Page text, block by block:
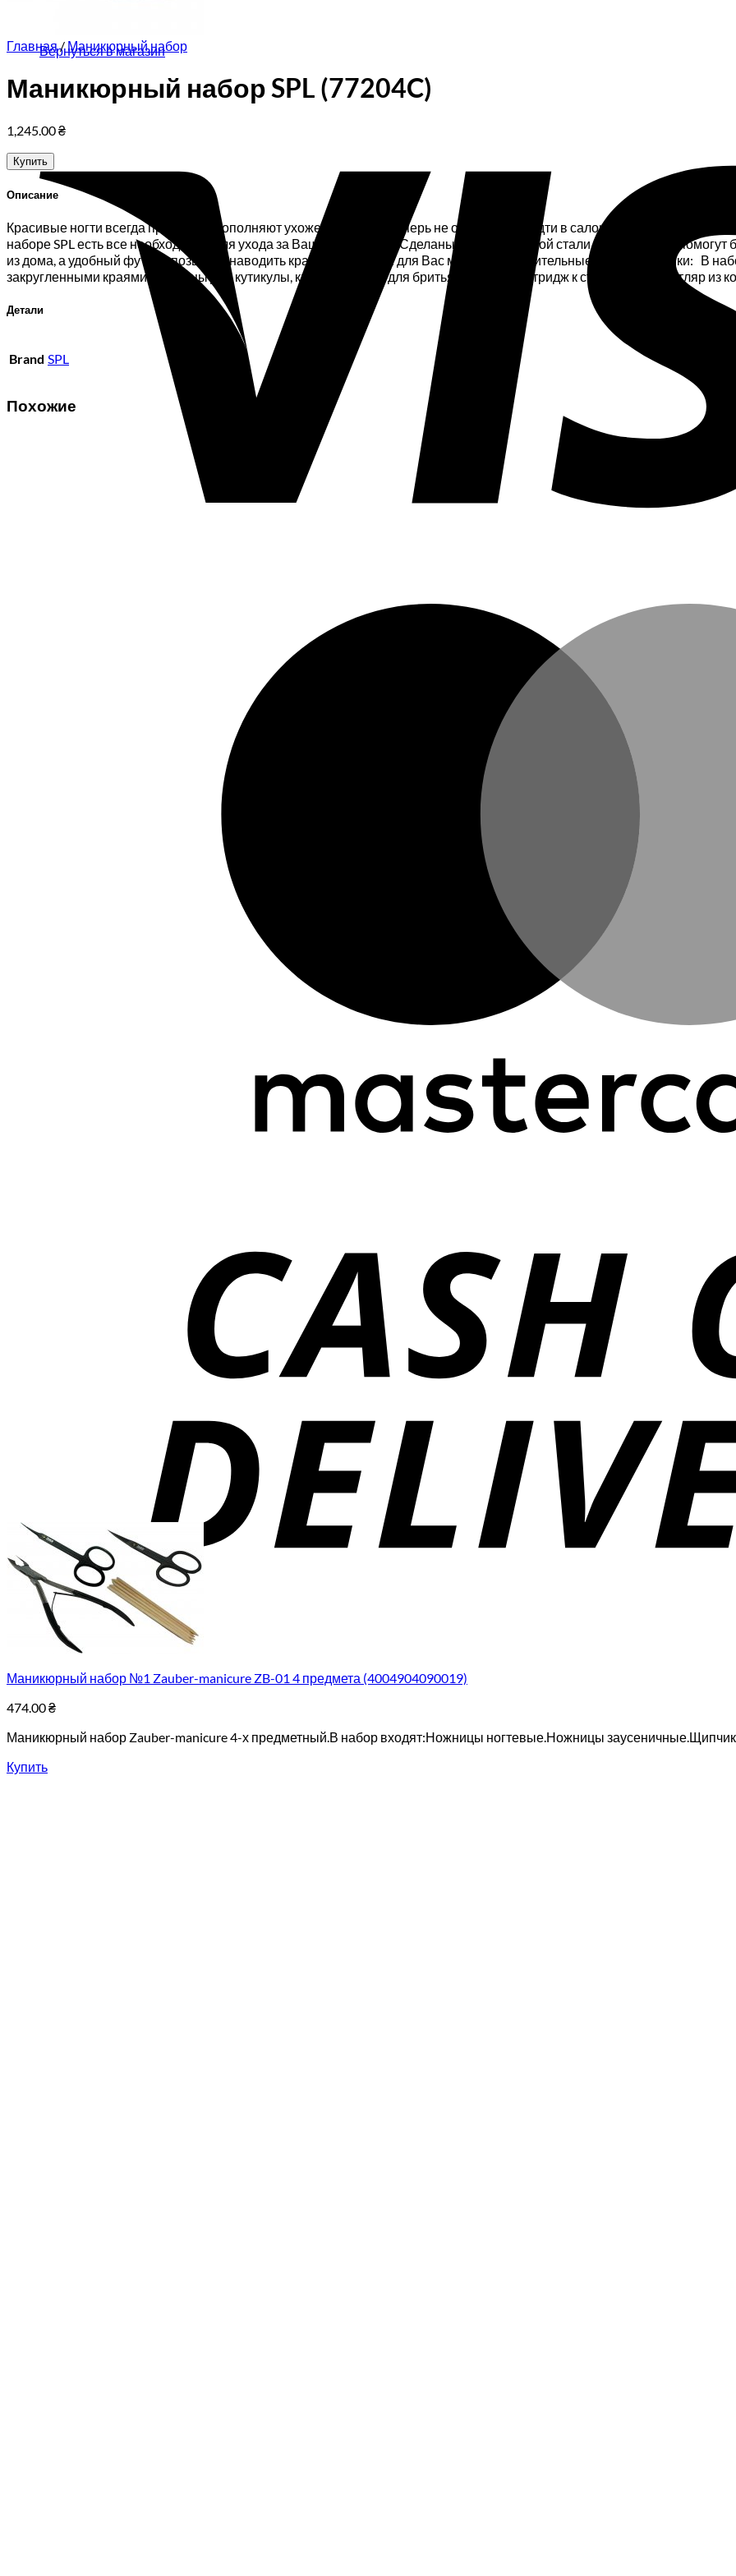
Вернуться в магазин
Главная/ Маникюрный набор
Маникюрный набор SPL (77204C)
1,245.00₴
Купить
Описание
Красивые ногти всегда прекрасно дополняют ухоженные руки. Теперь не обязательно идти в салон, чтобы убрать
наборе SPL есть все необходимое для ухода за Вашими ногтями. Сделаны из медицинской стали инструменты,
из дома, а удобный футляр позволит наводить красоту в нужном для Вас месте. Дополнительные характеристики: В
закругленными краями, ножницы для кутикулы, кніпсер, станок для бритья «Gilette», картридж к станку (1шт.). Футляр из
Детали
Brand SPL
Похожие
Маникюрный набор №1 Zauber-manicure ZB-01 4 предмета (4004904090019)
474.00₴
Маникюрный набор Zauber-manicure 4-х предметный.В набор входят:Ножницы ногтевые.Ножницы
Купить